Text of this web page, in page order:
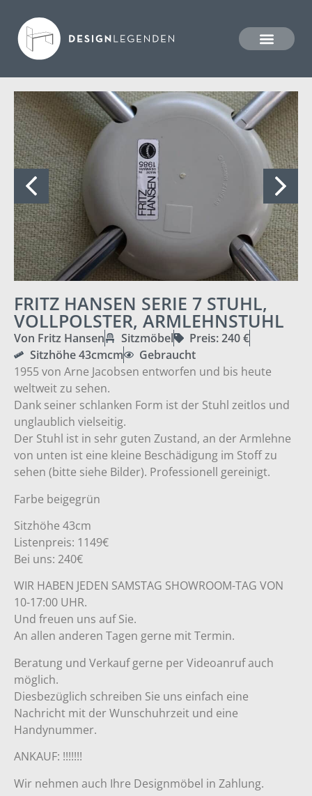
FRITZ HANSEN SERIE 7 STUHL,
VOLLPOLSTER, ARMLEHNSTUHL
Von Fritz Hansen Sitzmöbel
Preis: 240 €
Sitzhöhe 43cmcm
Gebraucht
1955 von Arne Jacobsen entworfen und bis heute
weltweit zu sehen.
Dank seiner schlanken Form ist der Stuhl zeitlos und
unglaublich vielseitig.
Der Stuhl ist in sehr guten Zustand, an der Armlehne
von unten ist eine kleine Beschädigung im Stoff zu
sehen (bitte siehe Bilder). Professionell gereinigt.
Farbe beigegrün
Sitzhöhe 43cm
Listenpreis: 1149€
Bei uns: 240€
WIR HABEN JEDEN SAMSTAG SHOWROOM-TAG VON
10-17:00 UHR.
Und freuen uns auf Sie.
An allen anderen Tagen gerne mit Termin.
Beratung und Verkauf gerne per Videoanruf auch
möglich.
Diesbezüglich schreiben Sie uns einfach eine
Nachricht mit der Wunschuhrzeit und eine
Handynummer.
ANKAUF: !!!!!!!
Wir nehmen auch Ihre Designmöbel in Zahlung.